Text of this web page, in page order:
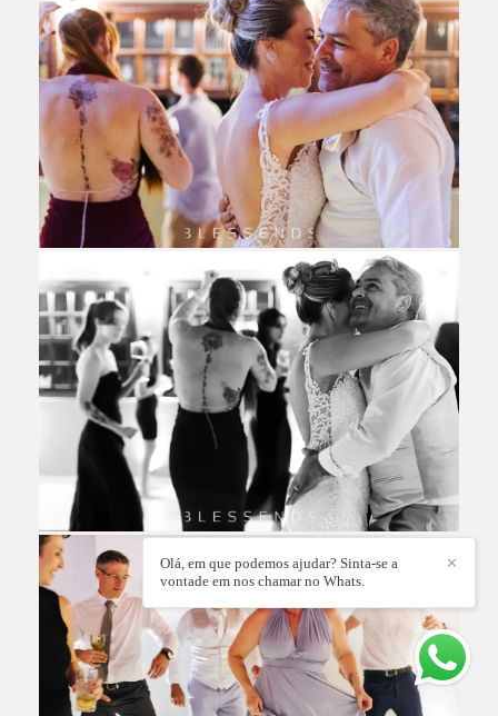
✕
Olá, em que podemos ajudar? Sinta-se a
vontade em nos chamar no Whats.